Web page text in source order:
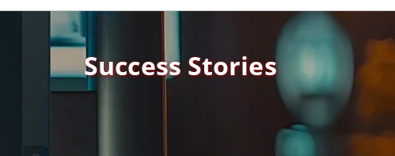
國防等級強固觸控筆記型電腦
國防等級強固型平板電腦
國防等級超強固型平板電腦
國防等級工業電腦
國防等級顯示器 / NVIS 顯示器
船舶解決方案
軍事國防解決方案
綠能減碳解決方案
金屬和採礦解決方案
專業認證／符合標準
Success Stories